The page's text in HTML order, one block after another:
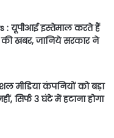
: यूपीआई इस्तेमाल करते हैं
खबर, जानिये सरकार ने
मीडिया कंपनियों को बड़ा
सिर्फ 3 घंटे में हटाना होगा